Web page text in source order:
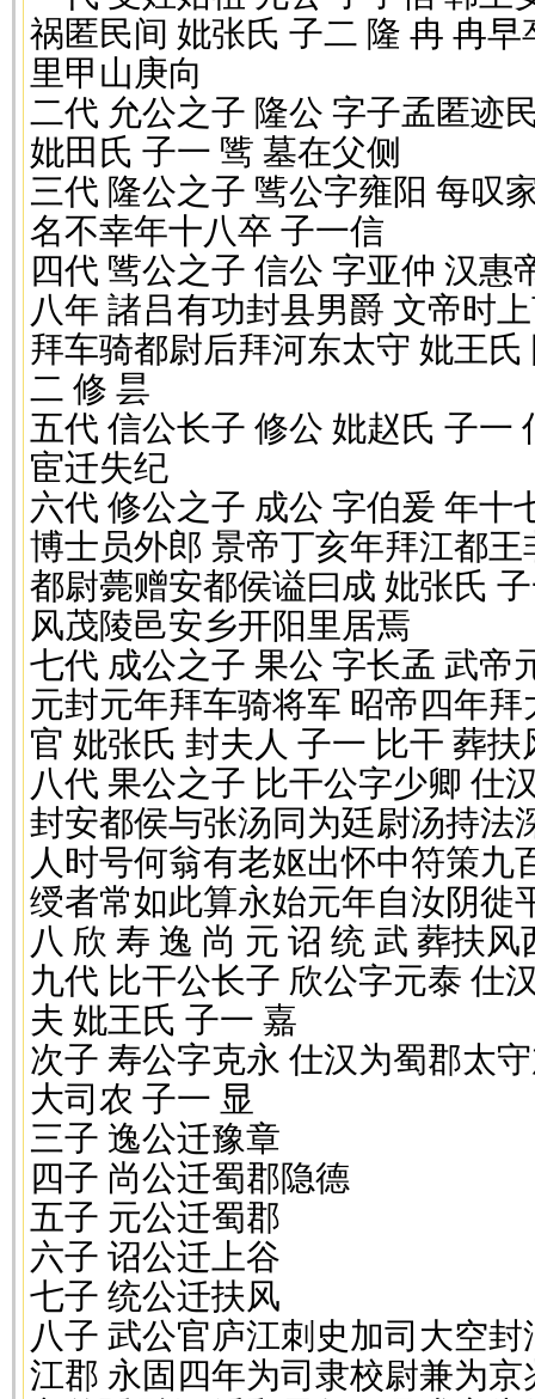
祸匿民间 妣张氏 子二 隆 冉 冉
里甲山庚向
二代 允公之子 隆公 字子孟匿迹
妣田氏 子一 骘 墓在父侧
三代 隆公之子 骘公字雍阳 每叹
名不幸年十八卒 子一信
四代 骘公之子 信公 字亚仲 汉惠
八年 諸吕有功封县男爵 文帝时
拜车骑都尉后拜河东太守 妣王
二 修 昙
五代 信公长子 修公 妣赵氏 子一
宦迁失纪
六代 修公之子 成公 字伯爰 年十
博士员外郎 景帝丁亥年拜江都
都尉薨赠安都侯谥曰成 妣张氏
风茂陵邑安乡开阳里居焉
七代 成公之子 果公 字长孟 武帝
元封元年拜车骑将军 昭帝四年
官 妣张氏 封夫人 子一 比干 葬扶
八代 果公之子 比干公字少卿 仕
封安都侯与张汤同为廷尉汤持法
人时号何翁有老妪出怀中符策九
绶者常如此算永始元年自汝阴徙
八 欣 寿 逸 尚 元 诏 统 武 葬扶
九代 比干公长子 欣公字元泰 仕
夫 妣王氏 子一 嘉
次子 寿公字克永 仕汉为蜀郡太
大司农 子一 显
三子 逸公迁豫章
四子 尚公迁蜀郡隐德
五子 元公迁蜀郡
六子 诏公迁上谷
七子 统公迁扶风
八子 武公官庐江刺史加司大空
江郡 永固四年为司隶校尉兼为